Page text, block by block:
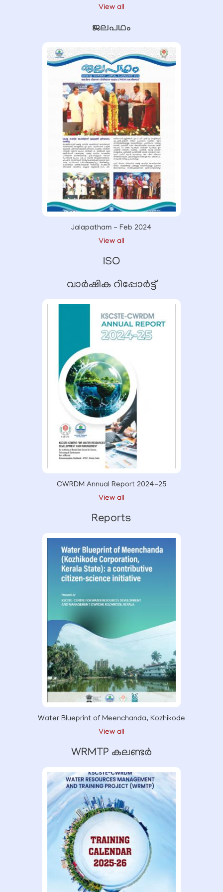
View all
ജലപഥം
Jalapatham - Feb 2024
View all
ISO
വാർഷിക റിപ്പോർട്ട്
CWRDM Annual Report 2024-25
View all
Reports
Water Blueprint of Meenchanda, Kozhikode
View all
WRMTP കലണ്ടർ